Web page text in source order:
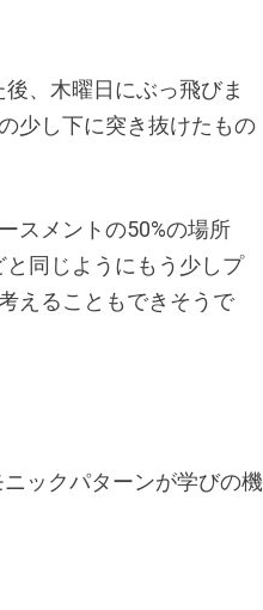
、木曜日にぶっ飛びま
少し下に突き抜けたもの
スメントの50%の場所
同じようにもう少しプ
えることもできそうで
ックパターンが学びの機